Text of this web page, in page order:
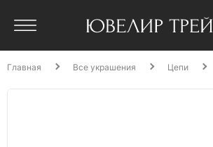
Главная Все украшения Цепи